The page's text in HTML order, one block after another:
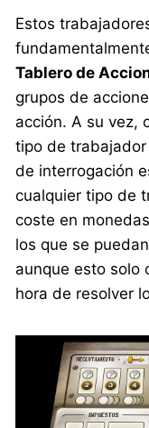
Estos
Tablero de
grupos de
acción. A su vez,
tipo de
de interrogación
cualquier tipo de
coste en
los que se
aunque esto solo
hora de resolver